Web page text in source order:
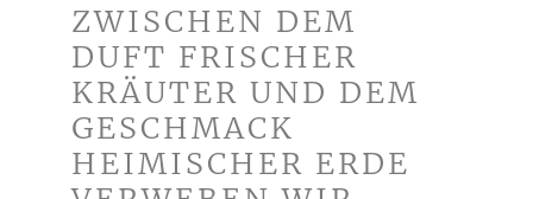
ZWISCHEN DEM
DUFT FRISCHER
KRÄUTER UND DEM
GESCHMACK
HEIMISCHER ERDE